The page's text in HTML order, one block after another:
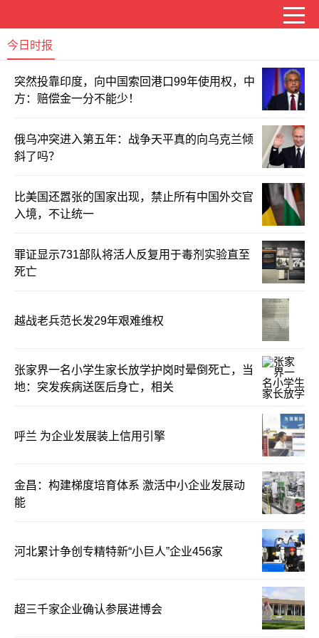
今日时报
突然投靠印度，向中国索回港口99年使用权，中
方：赔偿金一分不能少！
俄乌冲突进入第五年：战争天平真的向乌克兰倾
斜了吗？
比美国还嚣张的国家出现，禁止所有中国外交官
入境，不让统一
罪证显示731部队将活人反复用于毒剂实验直至
死亡
越战老兵范长发29年艰难维权
张家界一名小学生家长放学护岗时晕倒死亡，当
地：突发疾病送医后身亡，相关
呼兰 为企业发展装上信用引擎
金昌：构建梯度培育体系 激活中小企业发展动
能
河北累计争创专精特新“小巨人”企业456家
超三千家企业确认参展进博会